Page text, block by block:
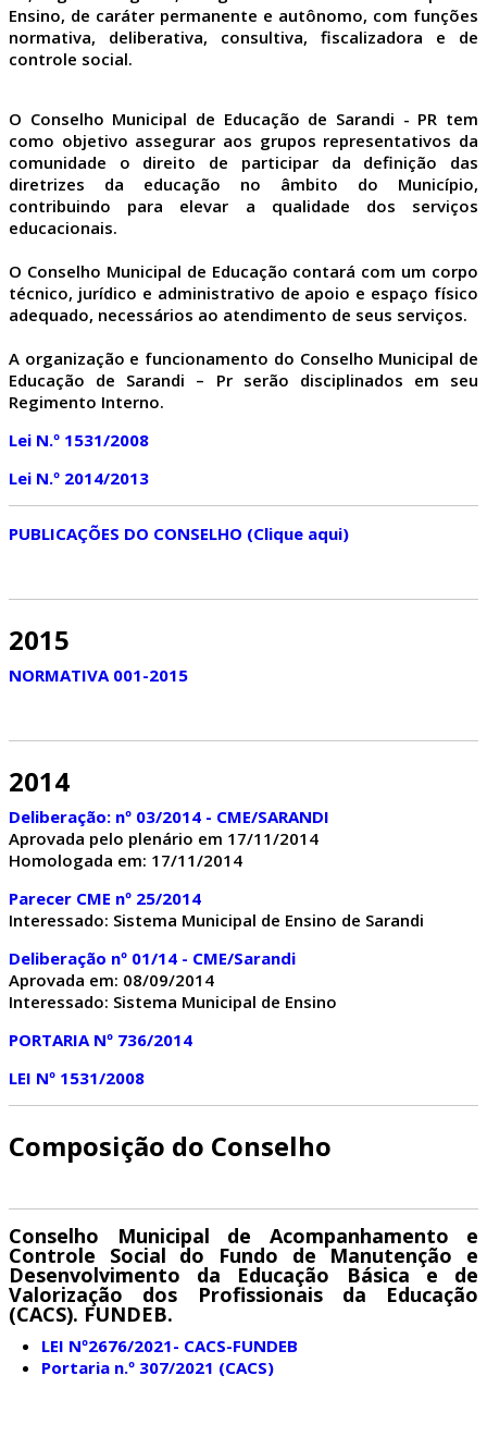
Ensino, de caráter permanente e autônomo, com funções
normativa, deliberativa, consultiva, fiscalizadora e de
controle social.
O Conselho Municipal de Educação de Sarandi - PR tem
como objetivo assegurar aos grupos representativos da
comunidade o direito de participar da definição das
diretrizes da educação no âmbito do Município,
contribuindo para elevar a qualidade dos serviços
educacionais.
O Conselho Municipal de Educação contará com um corpo
técnico, jurídico e administrativo de apoio e espaço físico
adequado, necessários ao atendimento de seus serviços.
A organização e funcionamento do Conselho Municipal de
Educação de Sarandi – Pr serão disciplinados em seu
Regimento Interno.
Lei N.º 1531/2008
Lei N.º 2014/2013
PUBLICAÇÕES DO CONSELHO (Clique aqui)
2015
NORMATIVA 001-2015
2014
Deliberação: nº 03/2014 - CME/SARANDI
Aprovada pelo plenário em 17/11/2014
Homologada em: 17/11/2014
Parecer CME nº 25/2014
Interessado: Sistema Municipal de Ensino de Sarandi
Deliberação nº 01/14 - CME/Sarandi
Aprovada em: 08/09/2014
Interessado: Sistema Municipal de Ensino
PORTARIA Nº 736/2014
LEI Nº 1531/2008
Composição do Conselho
Conselho Municipal de Acompanhamento e
Controle Social do Fundo de Manutenção e
Desenvolvimento da Educação Básica e de
Valorização dos Profissionais da Educação
(CACS). FUNDEB.
LEI Nº2676/2021- CACS-FUNDEB
Portaria n.º 307/2021 (CACS)